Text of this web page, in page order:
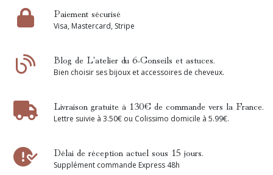
Paiement sécurisé
Visa, Mastercard, Stripe
Blog de L'atelier du 6-Conseils et astuces.
Bien choisir ses bijoux et accessoires de cheveux.
Livraison gratuite à 130€ de commande vers la France.
Lettre suivie à 3.50€ ou Colissimo domicile à 5.99€.
Délai de réception actuel sous 15 jours.
Supplément commande Express 48h